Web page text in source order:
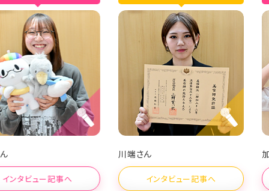
達からも、
トレーナー
記事へ
後までやり抜く意地と努力が
インタビュー記事へ インタ